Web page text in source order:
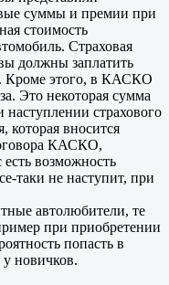
суммы и премии при
стоимость
Страховая
должны заплатить
Кроме этого, в КАСКО
Это некоторая сумма
наступлении страхового
которая вносится
КАСКО,
возможность
таки не наступит, при
автолюбители, те
при приобретении
попасть в
новичков.